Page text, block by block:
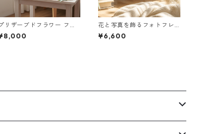
リザーブドフラワー フレ
ム（ブラック）｜インテ
アギフトに
花と写真を飾るフォトフレ
ーム（ブルー）｜お祝いギ
フトに
¥6,600